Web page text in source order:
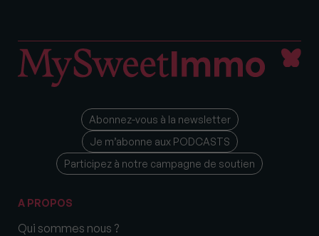
Abonnez-vous à la newsletter
Je m’abonne aux PODCASTS
Participez à notre campagne de soutien
A PROPOS
Qui sommes nous ?